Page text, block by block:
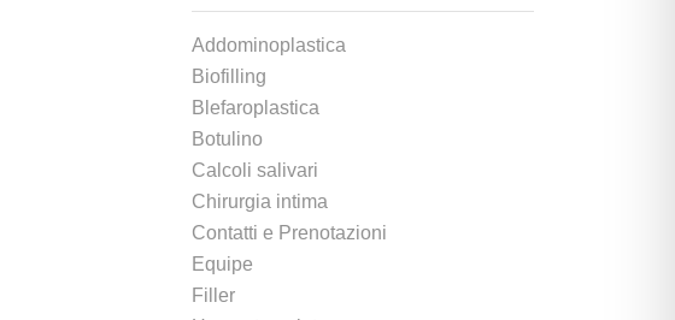
Addominoplastica
Biofilling
Blefaroplastica
Botulino
Calcoli salivari
Chirurgia intima
Contatti e Prenotazioni
Equipe
Filler